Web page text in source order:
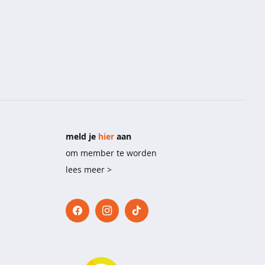
meld je hier aan
om member te worden
lees meer >